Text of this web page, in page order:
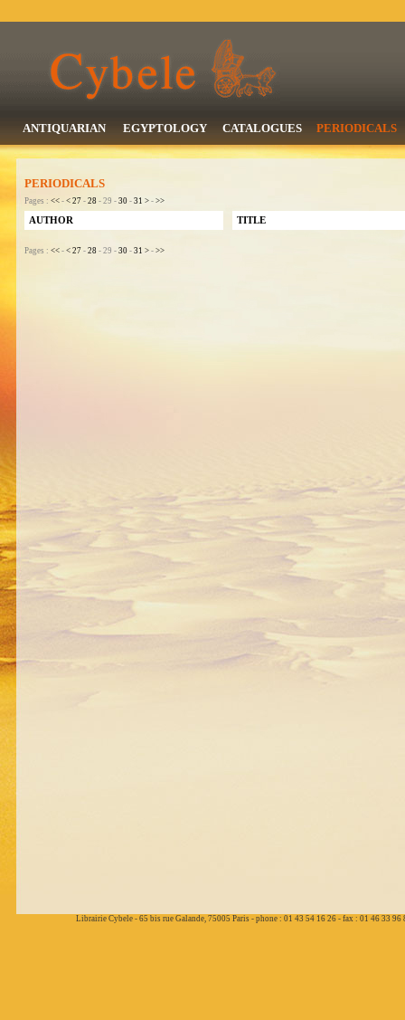
ANTIQUARIAN EGYPTOLOGY CATALOGUES PERIODICALS
PERIODICALS
Pages : << - < 27 - 28 - 29 - 30 - 31 > - >>
AUTHOR TITLE
Pages : << - < 27 - 28 - 29 - 30 - 31 > - >>
Librairie Cybele - 65 bis rue Galande, 75005 Paris - phone : 01 43 54 16 26 - fax : 01 46 33